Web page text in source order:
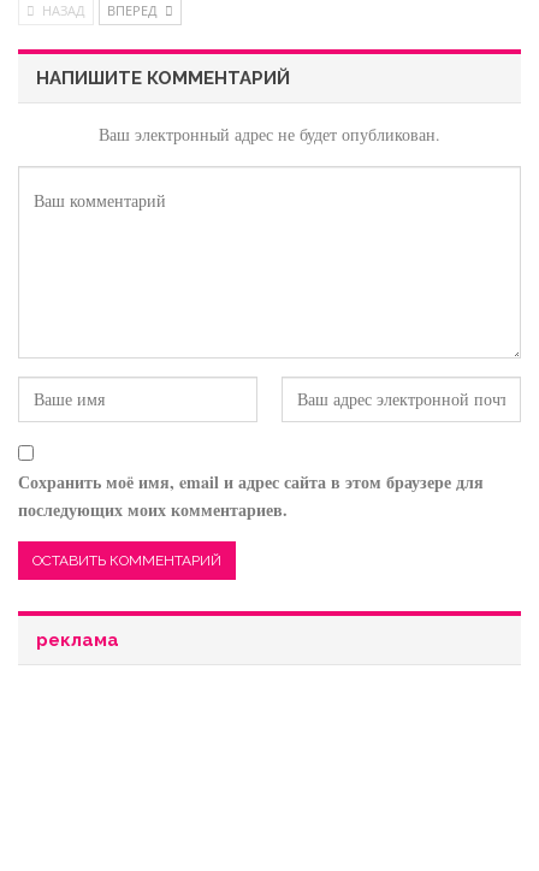
НАЗАД ВПЕРЕД
НАПИШИТЕ КОММЕНТАРИЙ
Ваш электронный адрес не будет опубликован.
Сохранить моё имя, email и адрес сайта в этом браузере для
последующих моих комментариев.
реклама